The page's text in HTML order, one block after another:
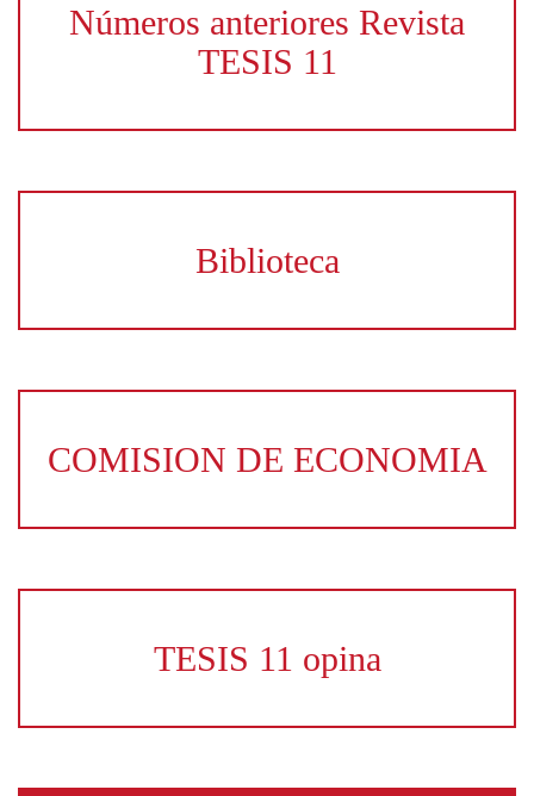
Números anteriores Revista
TESIS 11
Biblioteca
COMISION DE ECONOMIA
TESIS 11 opina